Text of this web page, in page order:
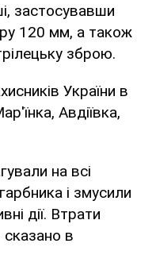
застосувавши
120 мм, а також
зброю.
України в
Авдіївка,
на всі
і змусили
дії. Втрати
в